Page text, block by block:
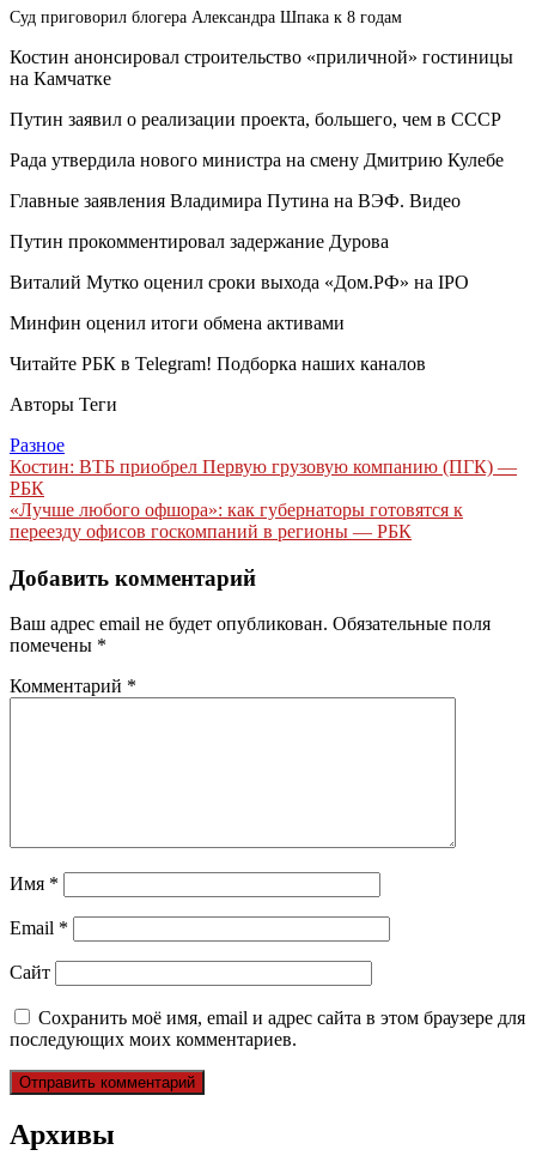
Cуд приговорил блогера Александра Шпака к 8 годам
Костин анонсировал строительство «приличной» гостиницы
на Камчатке
Путин заявил о реализации проекта, большего, чем в СССР
Рада утвердила нового министра на смену Дмитрию Кулебе
Главные заявления Владимира Путина на ВЭФ. Видео
Путин прокомментировал задержание Дурова
Виталий Мутко оценил сроки выхода «Дом.РФ» на IPO
Минфин оценил итоги обмена активами
Читайте РБК в Telegram! Подборка наших каналов
Авторы Теги
Разное
Навигация
по
записям
Костин: ВТБ приобрел Первую грузовую компанию (ПГК) —
РБК
«Лучше любого офшора»: как губернаторы готовятся к
переезду офисов госкомпаний в регионы — РБК
Добавить комментарий
Ваш адрес email не будет опубликован. Обязательные поля
помечены *
Комментарий *
Имя *
Email *
Сайт
Сохранить моё имя, email и адрес сайта в этом браузере для
последующих моих комментариев.
Архивы